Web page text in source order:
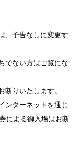
、予告なしに変更す
でない方はご覧にな
りいたします。
ンターネットを通じ
による御入場はお断